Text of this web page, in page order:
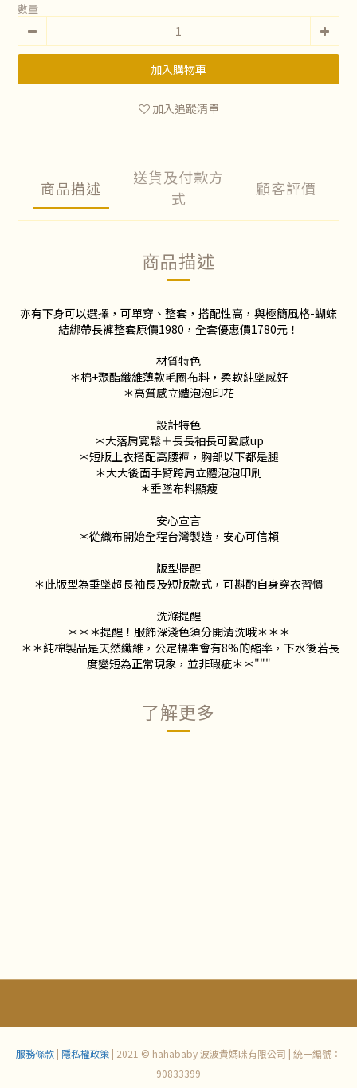
數量
加入購物車
加入追蹤清單
商品描述
送貨及付款方
式
顧客評價
商品描述
亦有下身可以選擇，可單穿、整套，搭配性高，與極簡風格-蝴蝶
結綁帶長褲整套原價1980，全套優惠價1780元！
材質特色
＊棉+聚酯纖維薄款毛圈布料，柔軟純墜感好
＊高質感立體泡泡印花
設計特色
＊大落肩寬鬆＋長長袖長可愛感up
＊短版上衣搭配高腰褲，胸部以下都是腿
＊大大後面手臂跨肩立體泡泡印刷
＊垂墜布料顯瘦
安心宣言
＊從織布開始全程台灣製造，安心可信賴
版型提醒
＊此版型為垂墜超長袖長及短版款式，可斟酌自身穿衣習慣
洗滌提醒
＊＊＊提醒！服飾深淺色須分開清洗哦＊＊＊
＊＊純棉製品是天然纖維，公定標準會有8%的縮率，下水後若長
度變短為正常現象，並非瑕疵＊＊"""
了解更多
服務條款 | 隱私權政策 | 2021 © hahababy 波波貴媽咪有限公司 | 統一編號：
90833399